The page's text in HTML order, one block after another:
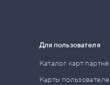
Для пользователя
Каталог карт
Карты